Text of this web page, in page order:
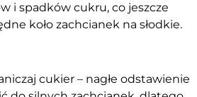
i spadków cukru, co jeszcze
koło zachcianek na słodkie.
cukier – nagłe odstawienie